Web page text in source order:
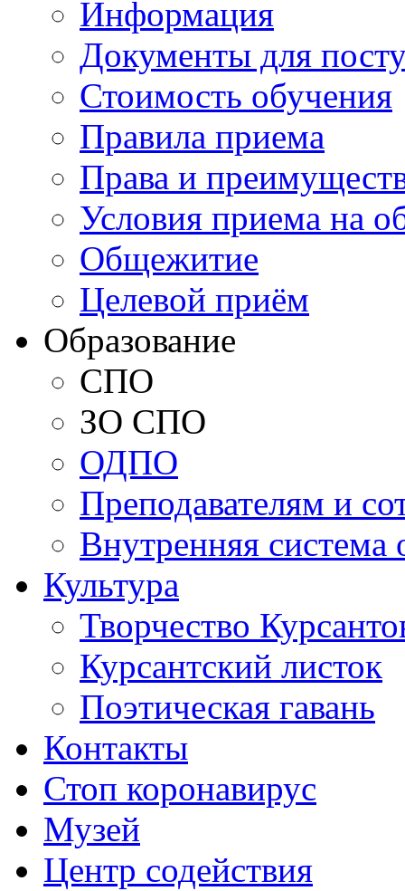
Информация
Документы для
Стоимость обучения
Правила приема
Права и
Условия приема на
Общежитие
Целевой приём
Образование
СПО
ЗО СПО
ОДПО
Преподавателям и
Внутренняя система
Культура
Творчество
Курсантский листок
Поэтическая гавань
Контакты
Стоп коронавирус
Музей
Центр содействия